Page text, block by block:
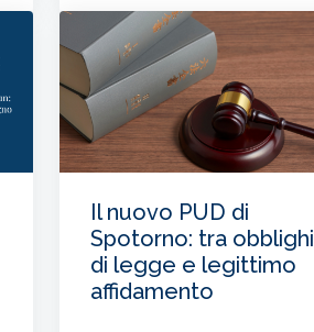
Il nuovo PUD di
Spotorno: tra obblighi
di legge e legittimo
affidamento